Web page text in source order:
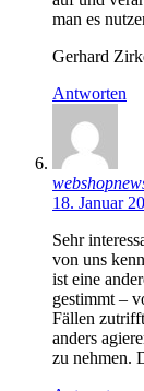
man es
Gerhard
Antworten
18. Januar
Sehr
von uns
ist eine
gestimmt –
Fällen
anders
zu nehmen.